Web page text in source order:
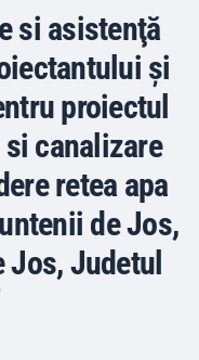
si asistenţă
şi
proiectul
si canalizare
retea apa
de Jos,
Judetul